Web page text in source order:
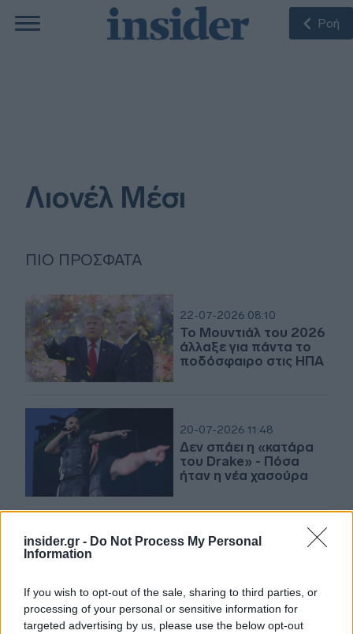
insider.gr - Do Not Process My Personal
Information
If you wish to opt-out of the sale, sharing to third parties, or
processing of your personal or sensitive information for
targeted advertising by us, please use the below opt-out
Ροή
Λιονέλ Μέσι
ΠΙΟ ΠΡΌΣΦΑΤΑ
22-07-2026 08:10
Το Μουντιάλ του 2026
άλλαξε για πάντα το
ποδόσφαιρο στις ΗΠΑ
20-07-2026 11:48
Δεν σπάει η «κατάρα
του Drake» - Πόσα
ήταν η νέα χασούρα
20-07-2026 09:26
το Μουντιάλ